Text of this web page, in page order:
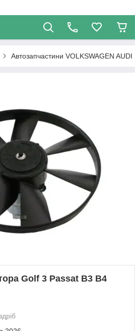
Автозапчастини VOLKSWAGEN AUDI
Golf 3 Passat B3 B4